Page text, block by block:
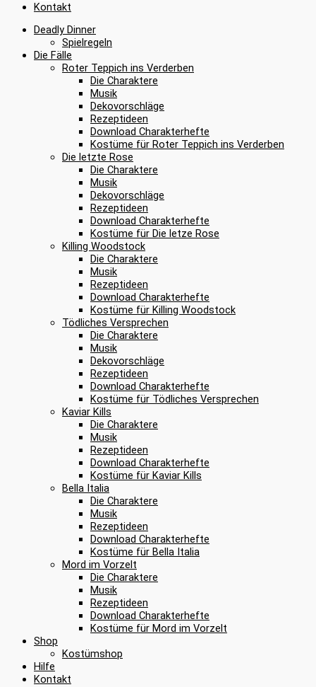
Kontakt
Deadly Dinner
Spielregeln
Die Fälle
Roter Teppich ins Verderben
Die Charaktere
Musik
Dekovorschläge
Rezeptideen
Download Charakterhefte
Kostüme für Roter Teppich ins Verderben
Die letzte Rose
Die Charaktere
Musik
Dekovorschläge
Rezeptideen
Download Charakterhefte
Kostüme für Die letze Rose
Killing Woodstock
Die Charaktere
Musik
Rezeptideen
Download Charakterhefte
Kostüme für Killing Woodstock
Tödliches Versprechen
Die Charaktere
Musik
Dekovorschläge
Rezeptideen
Download Charakterhefte
Kostüme für Tödliches Versprechen
Kaviar Kills
Die Charaktere
Musik
Rezeptideen
Download Charakterhefte
Kostüme für Kaviar Kills
Bella Italia
Die Charaktere
Musik
Rezeptideen
Download Charakterhefte
Kostüme für Bella Italia
Mord im Vorzelt
Die Charaktere
Musik
Rezeptideen
Download Charakterhefte
Kostüme für Mord im Vorzelt
Shop
Kostümshop
Hilfe
Kontakt